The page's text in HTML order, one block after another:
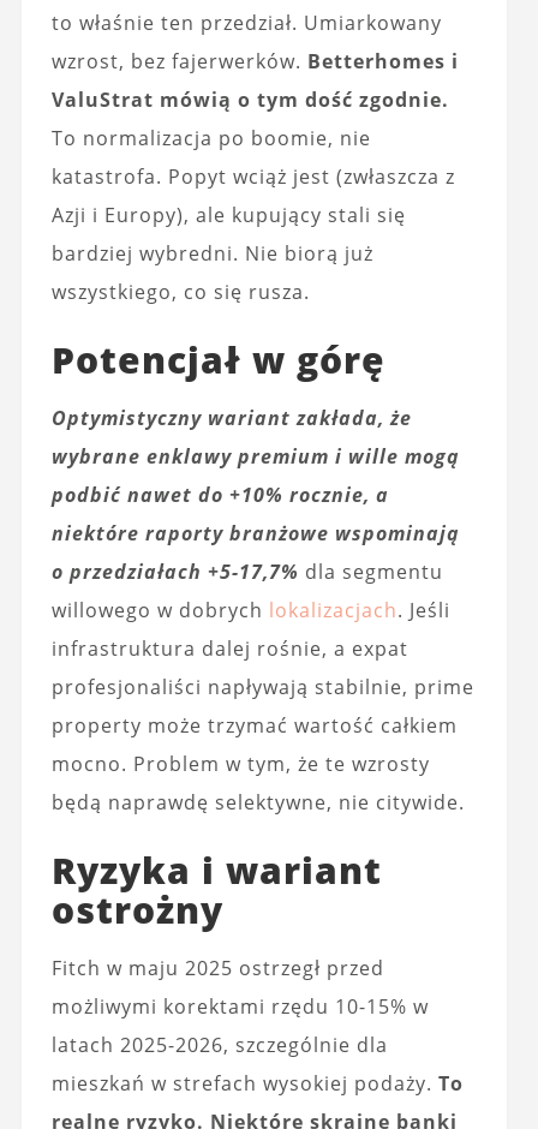
to właśnie ten przedział. Umiarkowany
wzrost, bez fajerwerków. Betterhomes i
ValuStrat mówią o tym dość zgodnie.
To normalizacja po boomie, nie
katastrofa. Popyt wciąż jest (zwłaszcza z
Azji i Europy), ale kupujący stali się
bardziej wybredni. Nie biorą już
wszystkiego, co się rusza.
Potencjał w górę
Optymistyczny wariant zakłada, że
wybrane enklawy premium i wille mogą
podbić nawet do +10% rocznie, a
niektóre raporty branżowe wspominają
o przedziałach +5-17,7% dla segmentu
willowego w dobrych lokalizacjach. Jeśli
infrastruktura dalej rośnie, a expat
profesjonaliści napływają stabilnie, prime
property może trzymać wartość całkiem
mocno. Problem w tym, że te wzrosty
będą naprawdę selektywne, nie citywide.
Ryzyka i wariant
ostrożny
Fitch w maju 2025 ostrzegł przed
możliwymi korektami rzędu 10-15% w
latach 2025-2026, szczególnie dla
mieszkań w strefach wysokiej podaży. To
realne ryzyko. Niektóre skrajne banki